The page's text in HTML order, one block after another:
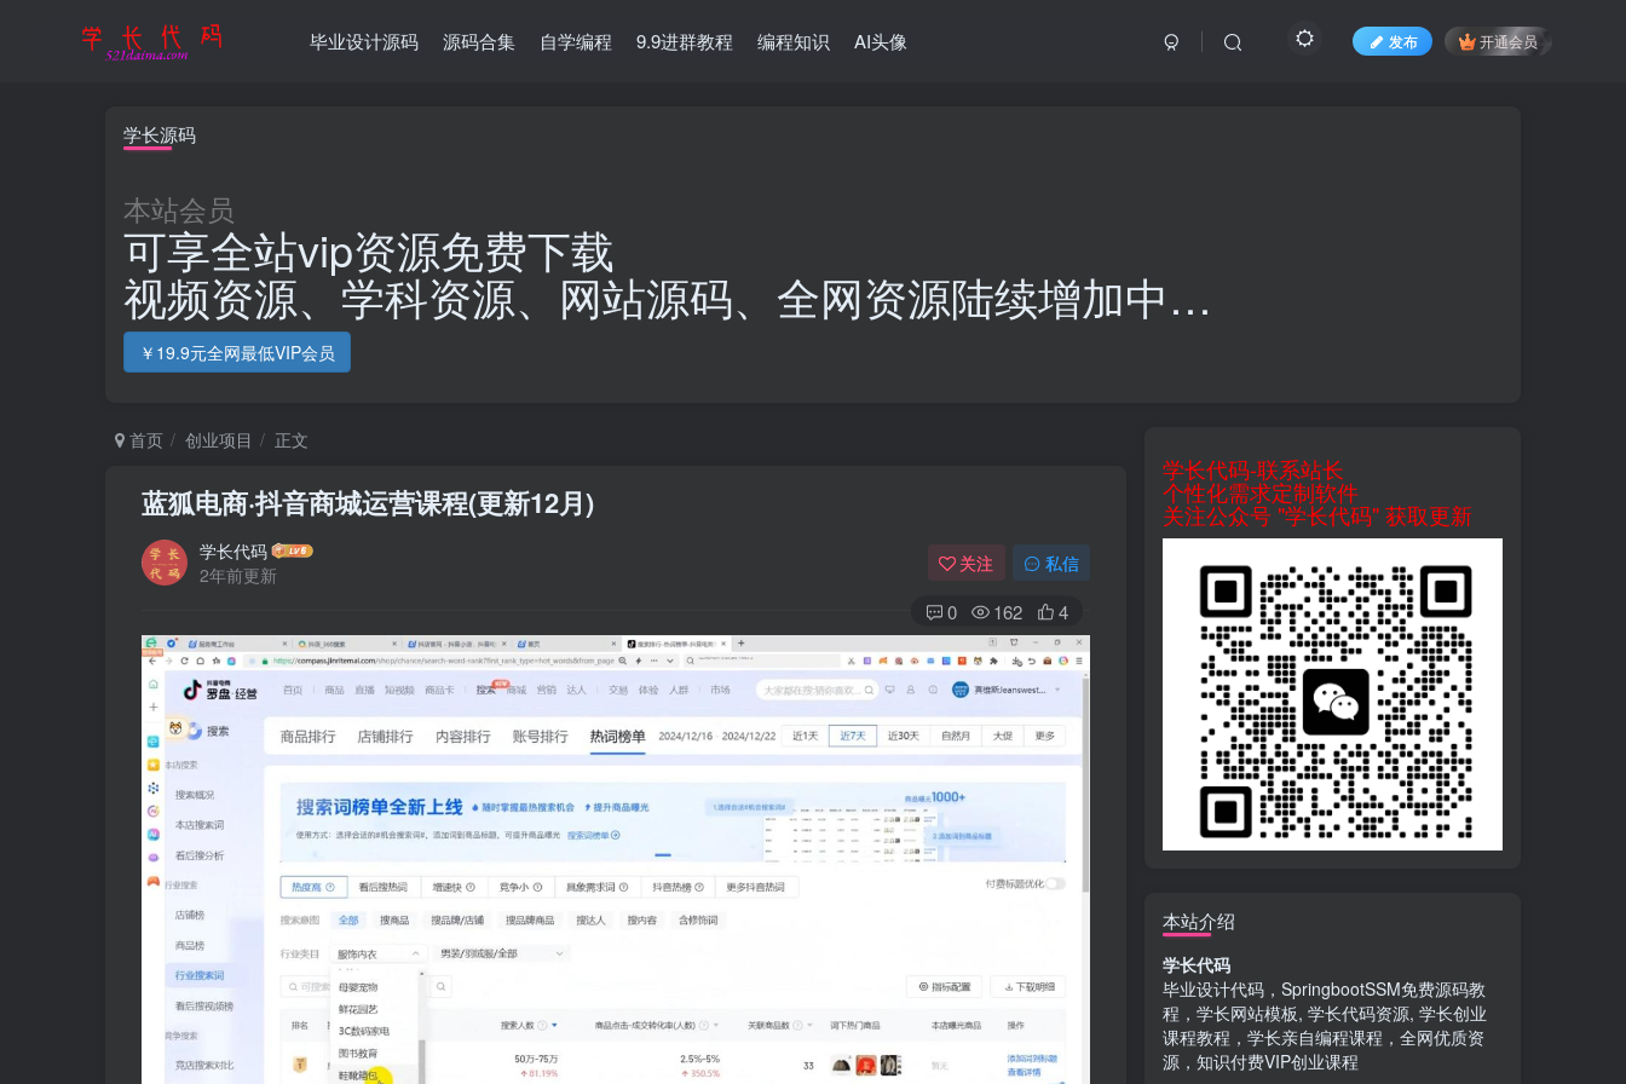
毕业设计源码 源码合集 自学编程 9.9进群教程 编程知识 AI头像 发布 开通会员
学长源码
本站会员
可享全站vip资源免费下载
视频资源、学科资源、网站源码、全网资源陆续增加中…
￥19.9元全网最低VIP会员
首页 创业项目 正文
蓝狐电商·抖音商城运营课程(更新12月)
学长代码
2年前更新
关注 私信
0 162 4
学长代码-联系站长
个性化需求定制软件
关注公众号 "学长代码" 获取更新
本站介绍
学长代码
毕业设计代码，SpringbootSSM免费源码教
程，学长网站模板, 学长代码资源, 学长创业
课程教程，学长亲自编程课程，全网优质资
源，知识付费VIP创业课程